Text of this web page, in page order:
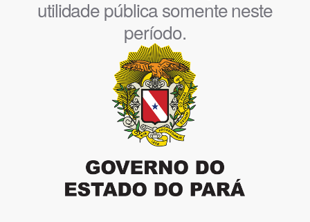
utilidade pública somente neste
período.